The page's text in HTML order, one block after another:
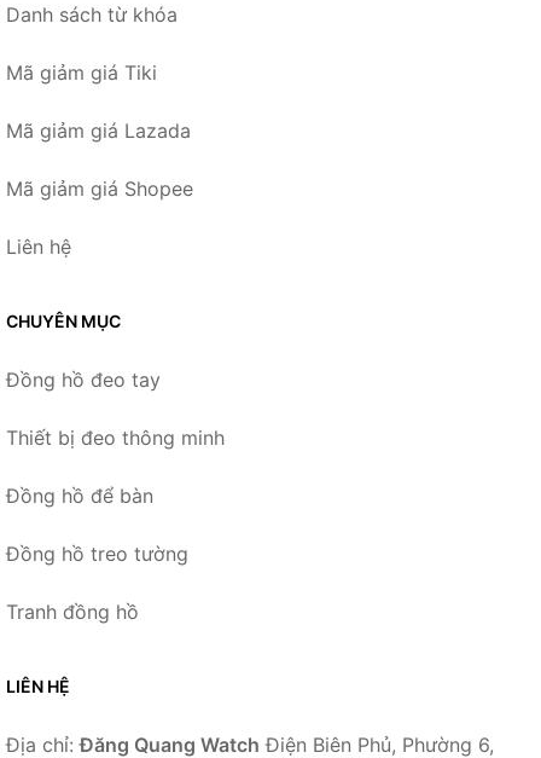
Danh sách từ khóa
Mã giảm giá Tiki
Mã giảm giá Lazada
Mã giảm giá Shopee
Liên hệ
CHUYÊN MỤC
Đồng hồ đeo tay
Thiết bị đeo thông minh
Đồng hồ để bàn
Đồng hồ treo tường
Tranh đồng hồ
LIÊN HỆ
Địa chỉ:Đăng Quang Watch Điện Biên Phủ, Phường 6,